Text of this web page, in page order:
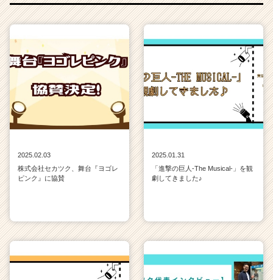
2025.02.03
株式会社セカツク、舞台『ヨゴレ
ピンク』に協賛
2025.01.31
「進撃の巨人-The Musical-」を観
劇してきました♪